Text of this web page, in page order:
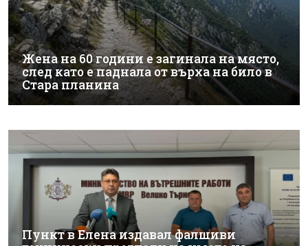
Жена на 60 години е загинала на място,
след като е паднала от върха на било в
Стара планина
Пункт в Елена издавал фалшиви